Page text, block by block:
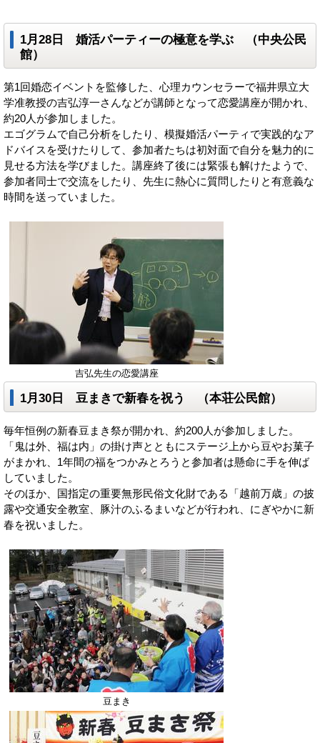
1月28日 婚活パーティーの極意を学ぶ （中央公民
館）
第1回婚恋イベントを監修した、心理カウンセラーで福井県立大
学准教授の吉弘淳一さんなどが講師となって恋愛講座が開かれ、
約20人が参加しました。
エゴグラムで自己分析をしたり、模擬婚活パーティで実践的なア
ドバイスを受けたりして、参加者たちは初対面で自分を魅力的に
見せる方法を学びました。講座終了後には緊張も解けたようで、
参加者同士で交流をしたり、先生に熱心に質問したりと有意義な
時間を送っていました。
吉弘先生の恋愛講座
1月30日 豆まきで新春を祝う （本荘公民館）
毎年恒例の新春豆まき祭が開かれ、約200人が参加しました。
「鬼は外、福は内」の掛け声とともにステージ上から豆やお菓子
がまかれ、1年間の福をつかみとろうと参加者は懸命に手を伸ば
していました。
そのほか、国指定の重要無形民俗文化財である「越前万歳」の披
露や交通安全教室、豚汁のふるまいなどが行われ、にぎやかに新
春を祝いました。
豆まき